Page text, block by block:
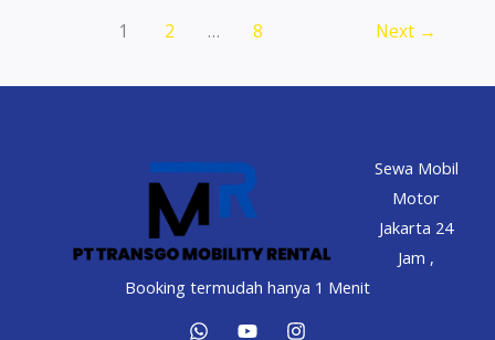
1 2 … 8 Next →
Sewa Mobil
Motor
Jakarta 24
Jam ,
Booking termudah hanya 1 Menit